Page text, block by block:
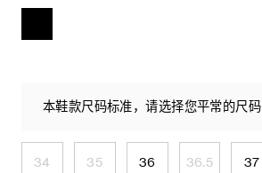
本鞋款尺码标准，请选择您平常的尺码
34 35 36 36.5 37